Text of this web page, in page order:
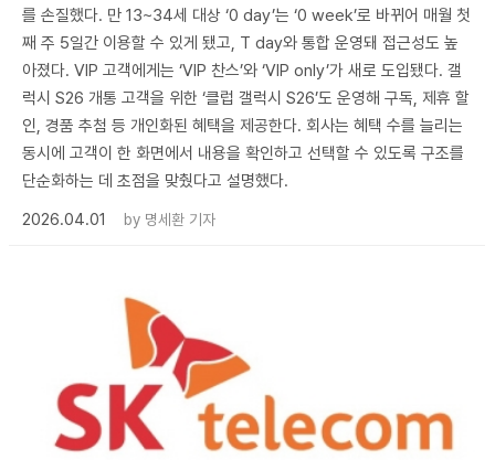
를 손질했다. 만 13~34세 대상 ‘0 day’는 ‘0 week’로 바뀌어 매월 첫
째 주 5일간 이용할 수 있게 됐고, T day와 통합 운영돼 접근성도 높
아졌다. VIP 고객에게는 ‘VIP 찬스’와 ‘VIP only’가 새로 도입됐다. 갤
럭시 S26 개통 고객을 위한 ‘클럽 갤럭시 S26’도 운영해 구독, 제휴 할
인, 경품 추첨 등 개인화된 혜택을 제공한다. 회사는 혜택 수를 늘리는
동시에 고객이 한 화면에서 내용을 확인하고 선택할 수 있도록 구조를
단순화하는 데 초점을 맞췄다고 설명했다.
2026.04.01
by 명세환 기자